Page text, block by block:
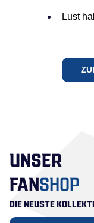
Lust
UNSER
FANSHOP
DIE NEUSTE